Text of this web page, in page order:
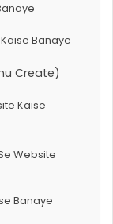
Banaye
Create)
Kaise
Website
Banaye